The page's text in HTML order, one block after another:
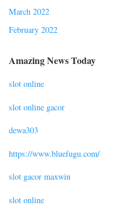
March 2022
February 2022
Amazing News Today
slot online
slot online gacor
dewa303
https://www.bluefugu.com/
slot gacor maxwin
slot online